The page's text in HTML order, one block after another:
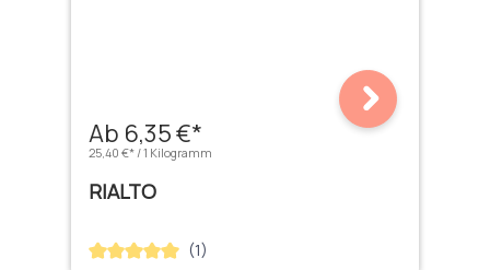
Ab 6,35 €*
25,40 €* / 1 Kilogramm
RIALTO
Durchschnittliche Bewertung von 5 von 5 Sternen
(1)